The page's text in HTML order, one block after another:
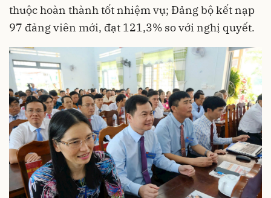
thuộc hoàn thành tốt nhiệm vụ; Đảng bộ kết nạp
97 đảng viên mới, đạt 121,3% so với nghị quyết.